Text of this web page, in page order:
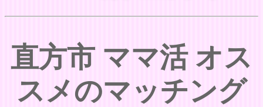
直方市 ママ活 オス
スメのマッチング